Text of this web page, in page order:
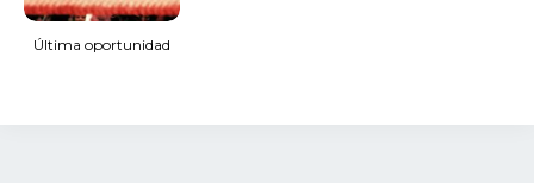
Última oportunidad